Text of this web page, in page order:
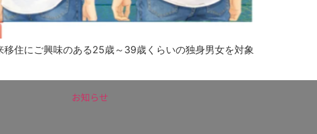
住にご興味のある25歳～39歳くらいの独身男女を対象
お知らせ